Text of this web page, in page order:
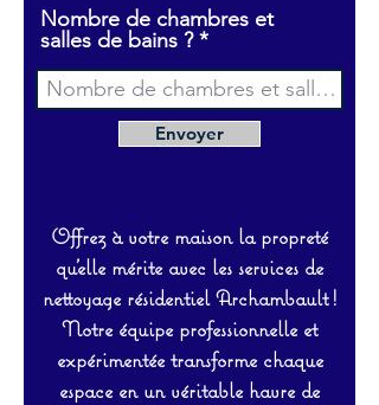
Nombre de chambres et
salles de bains ?
Envoyer
Offrez à votre maison la propreté
qu’elle mérite avec les services de
nettoyage résidentiel Archambault !
Notre équipe professionnelle et
expérimentée transforme chaque
espace en un véritable havre de